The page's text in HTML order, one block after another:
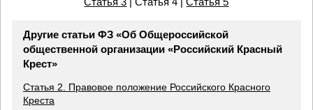
Другие статьи ФЗ «Об Общероссийской
общественной организации «Российский Красный
Крест»
Статья 2. Правовое положение Российского Красного
Креста